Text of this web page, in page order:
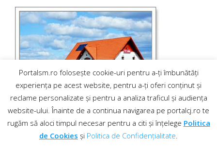
Portalsm.ro folosește cookie-uri pentru a-ți îmbunătăți
experiența pe acest website, pentru a-ți oferi conținut și
reclame personalizate și pentru a analiza traficul și audiența
website-ului. Înainte de a continua navigarea pe portalcj.ro te
rugăm să aloci timpul necesar pentru a citi și înțelege Politica
de Cookies și Politica de Confidențialitate.